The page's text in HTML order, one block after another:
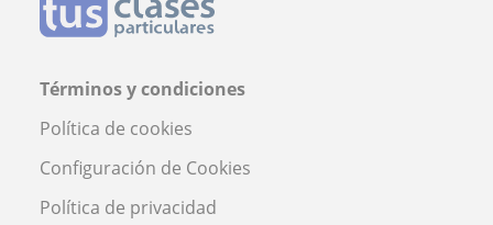
Términos y condiciones
Política de cookies
Configuración de Cookies
Política de privacidad